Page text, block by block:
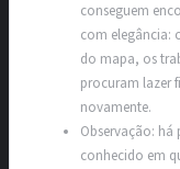
conseguem
com elegância:
do mapa, os
procuram lazer
novamente.
Observação:
conhecido em